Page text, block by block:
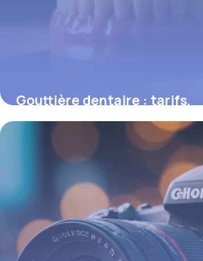
Gouttière dentaire : tarifs,
remboursements et